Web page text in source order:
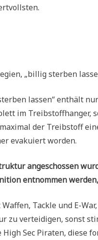
„billig sterben
lassen“ enthält
im Treibstoffhanger,
der Treibstoff
evakuiert worden.
angeschossen
entnommen
Tackle und E-
zu verteidigen, sonst
Sec Piraten, diese